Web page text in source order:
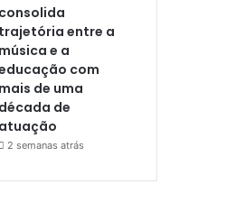
consolida
trajetória entre a
música e a
com
mais de uma
década de
atuação
2 semanas atrás